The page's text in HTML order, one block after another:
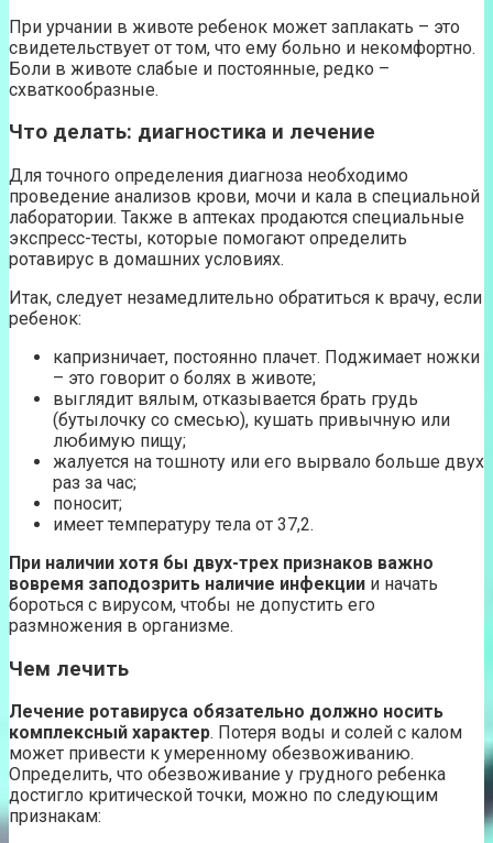
При урчании в животе ребенок может заплакать – это
свидетельствует от том, что ему больно и некомфортно.
Боли в животе слабые и постоянные, редко –
схваткообразные.
Что делать: диагностика и лечение
Для точного определения диагноза необходимо
проведение анализов крови, мочи и кала в специальной
лаборатории. Также в аптеках продаются специальные
экспресс-тесты, которые помогают определить
ротавирус в домашних условиях.
Итак, следует незамедлительно обратиться к врачу, если
ребенок:
капризничает, постоянно плачет. Поджимает ножки
– это говорит о болях в животе;
выглядит вялым, отказывается брать грудь
(бутылочку со смесью), кушать привычную или
любимую пищу;
жалуется на тошноту или его вырвало больше двух
раз за час;
поносит;
имеет температуру тела от 37,2.
При наличии хотя бы двух-трех признаков важно
вовремя заподозрить наличие инфекции и начать
бороться с вирусом, чтобы не допустить его
размножения в организме.
Чем лечить
Лечение ротавируса обязательно должно носить
комплексный характер. Потеря воды и солей с калом
может привести к умеренному обезвоживанию.
Определить, что обезвоживание у грудного ребенка
достигло критической точки, можно по следующим
признакам: